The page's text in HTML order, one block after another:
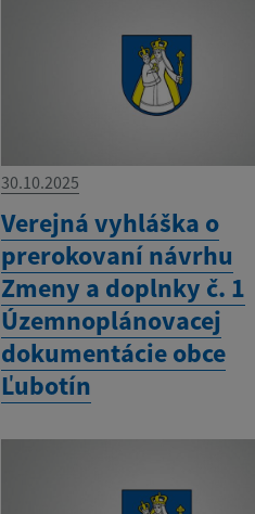
30.10.2025
Verejná vyhláška o
prerokovaní návrhu
Zmeny a doplnky č. 1
Územnoplánovacej
dokumentácie obce
Ľubotín